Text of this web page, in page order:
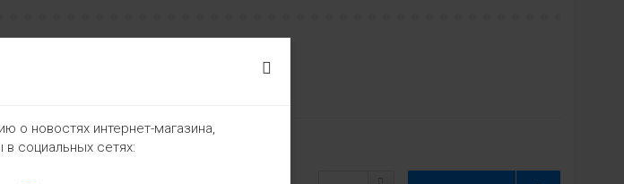
о новостях интернет-магазина,
в социальных сетях: